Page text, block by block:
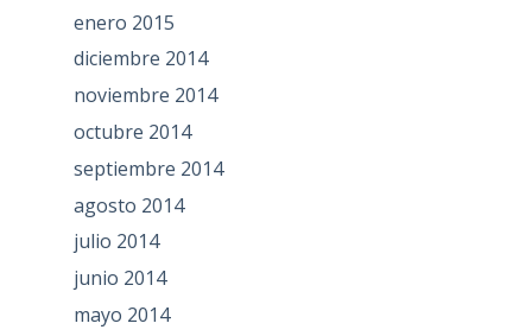
enero 2015
diciembre 2014
noviembre 2014
octubre 2014
septiembre 2014
agosto 2014
julio 2014
junio 2014
mayo 2014